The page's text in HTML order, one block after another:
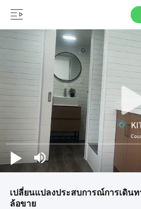
เปลี่ยนแปลงประสบการณ์การเดิน
ล้อขาย